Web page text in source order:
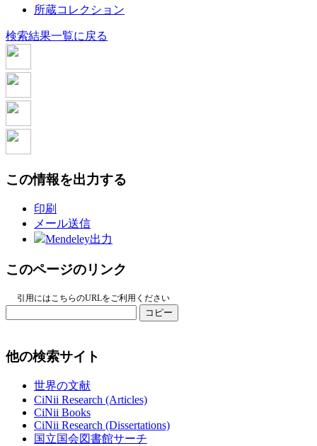
所蔵コレクション
検索結果一覧に戻る
この情報を出力する
印刷
メール送信
Mendeley出力
このページのリンク
引用にはこちらのURLをご利用ください
コピー
他の検索サイト
世界の文献
CiNii Research (Articles)
CiNii Books
CiNii Research (Dissertations)
国立国会図書館サーチ